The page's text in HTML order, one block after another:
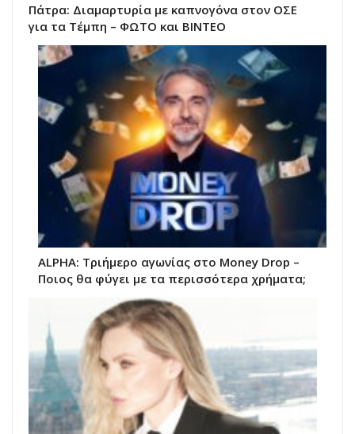
Πάτρα: Διαμαρτυρία με καπνογόνα στον ΟΣΕ
για τα Τέμπη – ΦΩΤΟ και ΒΙΝΤΕΟ
ALPHA: Τριήμερο αγωνίας στο Money Drop –
Ποιος θα φύγει με τα περισσότερα χρήματα;